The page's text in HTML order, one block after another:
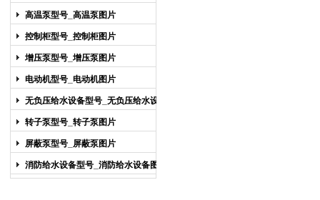
高温泵型号_高温泵图片
控制柜型号_控制柜图片
增压泵型号_增压泵图片
电动机型号_电动机图片
无负压给水设备型号_无负压给水设备
图片
转子泵型号_转子泵图片
屏蔽泵型号_屏蔽泵图片
消防给水设备型号_消防给水设备图片